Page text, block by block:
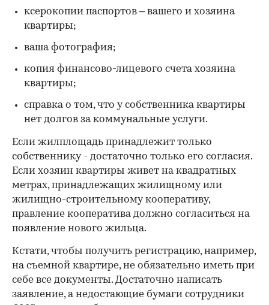
ксерокопии паспортов – вашего и хозяина
квартиры;
ваша фотография;
копия финансово-лицевого счета хозяина
квартиры;
справка о том, что у собственника квартиры
нет долгов за коммунальные услуги.
Если жилплощадь принадлежит только
собственнику - достаточно только его согласия.
Если хозяин квартиры живет на квадратных
метрах, принадлежащих жилищному или
жилищно-строительному кооперативу,
правление кооператива должно согласиться на
появление нового жильца.
Кстати, чтобы получить регистрацию, например,
на съемной квартире, не обязательно иметь при
себе все документы. Достаточно написать
заявление, а недостающие бумаги сотрудники